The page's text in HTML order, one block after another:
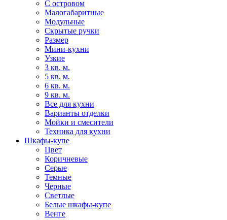
С островом
Малогабаритные
Модульные
Скрытые ручки
Размер
Мини-кухни
Узкие
3 кв. м.
5 кв. м.
6 кв. м.
9 кв. м.
Все для кухни
Варианты отделки
Мойки и смесители
Техника для кухни
Шкафы-купе
Цвет
Коричневые
Серые
Темные
Черные
Светлые
Белые шкафы-купе
Венге